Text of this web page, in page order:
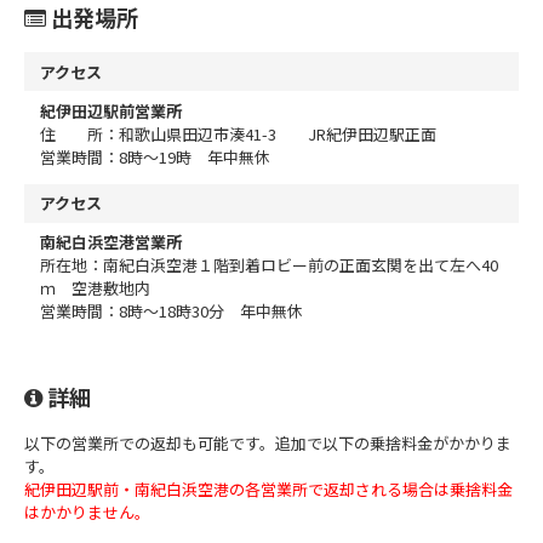
出発場所
アクセス
紀伊田辺駅前営業所
住 所：和歌山県田辺市湊41-3 JR紀伊田辺駅正面
営業時間：8時～19時 年中無休
アクセス
南紀白浜空港営業所
所在地：南紀白浜空港１階到着ロビー前の正面玄関を出て左へ40
ｍ 空港敷地内
営業時間：8時～18時30分 年中無休
詳細
以下の営業所での返却も可能です。追加で以下の乗捨料金がかかりま
す。
紀伊田辺駅前・南紀白浜空港の各営業所で返却される場合は乗捨料金
はかかりません。